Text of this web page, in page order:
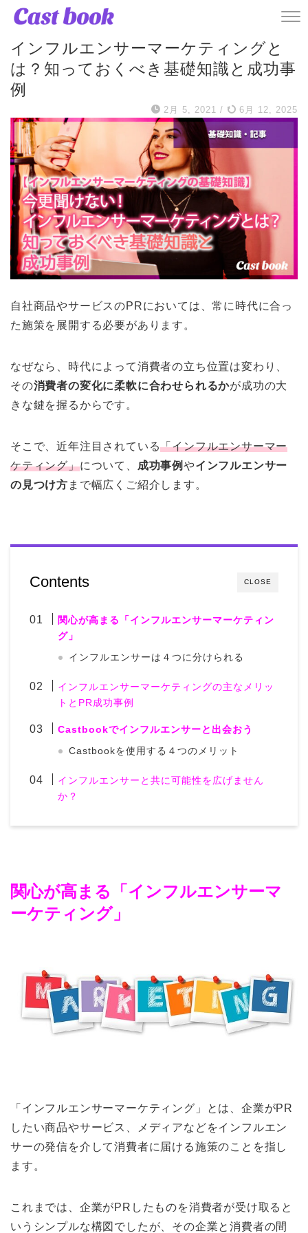
ハウツー・使い方
インフルエンサーマーケティングと
は？知っておくべき基礎知識と成功事
例
2月 5, 2021 / 6月 12, 2025
自社商品やサービスのPRにおいては、常に時代に合っ
た施策を展開する必要があります。
なぜなら、時代によって消費者の立ち位置は変わり、
その消費者の変化に柔軟に合わせられるかが成功の大
きな鍵を握るからです。
そこで、近年注目されている「インフルエンサーマー
ケティング」について、 成功事例やインフルエンサー
の見つけ方 まで幅広くご紹介します。
CLOSE
Contents
関心が高まる「インフルエンサーマーケティン
グ」
インフルエンサーは４つに分けられる
インフルエンサーマーケティングの主なメリッ
トとPR成功事例
Castbookでインフルエンサーと出会おう
Castbookを使用する４つのメリット
インフルエンサーと共に可能性を広げません
か？
関心が高まる「インフルエンサーマ
ーケティング」
「インフルエンサーマーケティング」とは、企業がPR
したい商品やサービス、メディアなどをインフルエン
サーの発信を介して消費者に届ける施策のことを指し
ます。
これまでは、企業がPRしたものを消費者が受け取ると
いうシンプルな構図でしたが、その企業と消費者の間